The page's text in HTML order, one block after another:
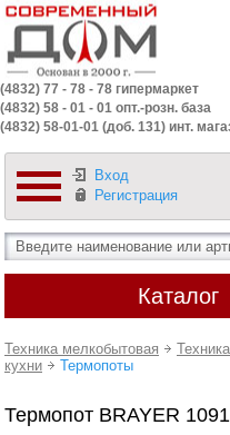
(4832) 77 - 78 - 78 гипермаркет
(4832) 58 - 01 - 01 опт.-розн. база
(4832) 58-01-01 (доб. 131) инт.
Вход
Регистрация
Каталог
Техника мелкобытовая
кухни
Термопоты
Термопот BRAYER